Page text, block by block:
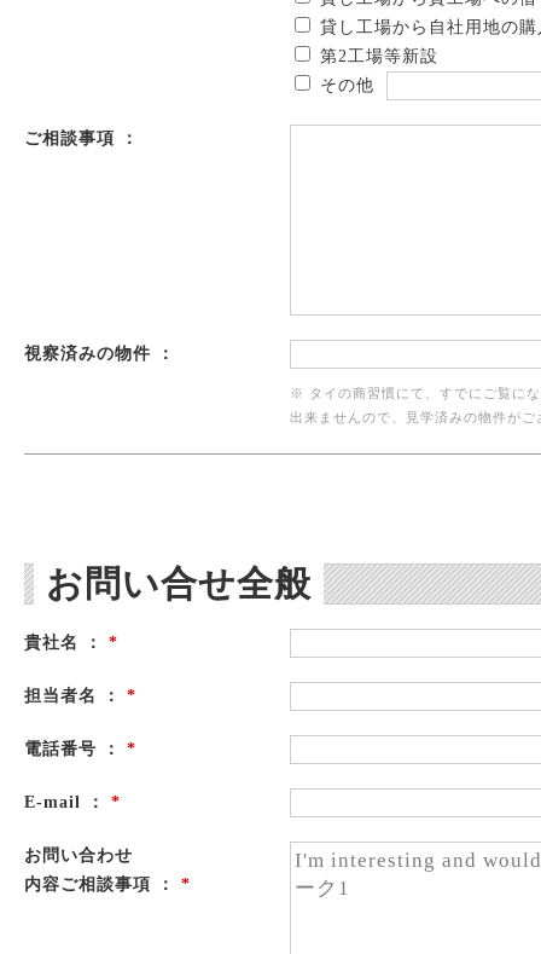
貸し工場から自社用地の購
第2工場等新設
その他
ご相談事項 ：
視察済みの物件 ：
※ タイの商習慣にて、すでにご覧に
出来ませんので、見学済みの物件が
お問い合せ全般
貴社名 ： *
担当者名 ： *
電話番号 ： *
E-mail ： *
お問い合わせ
内容ご相談事項 ： *